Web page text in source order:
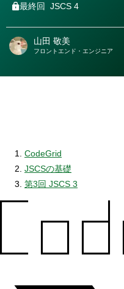
最終回 JSCS 4
著
山田 敬美
フロントエンド・エンジニア
CodeGrid
JSCSの基礎
第3回 JSCS 3